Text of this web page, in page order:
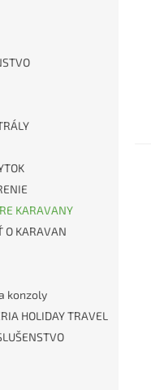
KARAVANY
O KARAVAN
konzoly
HOLIDAY TRAVEL